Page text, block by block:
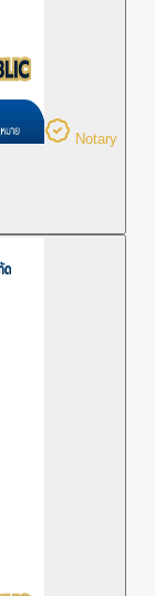
Notary